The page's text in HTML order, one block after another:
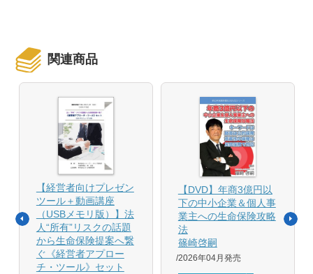
関連商品
【経営者向けプレゼン
ツール＋動画講座
（USBメモリ版）】法
人“所有”リスクの話題
から生命保険提案へ繋
ぐ《経営者アプロー
チ・ツール》セット
【DVD】年商3億円以
下の中小企業＆個人事
業主への生命保険攻略
法
篠崎啓嗣
2026年04月発売